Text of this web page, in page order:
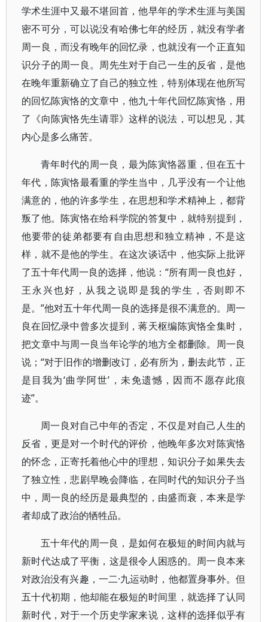
学术生涯中又最不堪回首，他早年的学术生涯与美国
密不可分，可以说没有哈佛七年的经历，就没有学者
周一良，而没有晚年的回忆录，也就没有一个正直知
识分子的周一良。周先生对于自己一生的反省，是他
在晚年重新确立了自己的独立性，特别体现在他所写
的回忆陈寅恪的文章中，他九十年代回忆陈寅恪，用
了《向陈寅恪先生请罪》这样的说法，可以想见，其
内心是多么痛苦。
青年时代的周一良，最为陈寅恪器重，但在五十
年代，陈寅恪最看重的学生当中，几乎没有一个让他
满意的，他的许多学生，在思想和学术精神上，都背
叛了他。陈寅恪在给科学院的答复中，就特别提到，
他要带的徒弟都要有自由思想和独立精神，不是这
样，就不是他的学生。在这次谈话中，他实际上批评
了五十年代周一良的选择，他说：“所有周一良也好，
王永兴也好，从我之说即是我的学生，否则即不
是。”他对五十年代周一良的选择是很不满意的。周一
良在回忆录中曾多次提到，蒋天枢编陈寅恪全集时，
把文章中与周一良当年论学的地方全都删除。周一良
说；“对于旧作的增删改订，必有所为，删去此节，正
是目我为‘曲学阿世’，未免遗憾，因而不愿存此痕
迹”。
周一良对自己中年的否定，不仅是对自己人生的
反省，更是对一个时代的评价，他晚年多次对陈寅恪
的怀念，正寄托着他心中的理想，知识分子如果失去
了独立性，悲剧早晚会降临，在同时代的知识分子当
中，周一良的经历是最典型的，由盛而衰，本来是学
者却成了政治的牺牲品。
五十年代的周一良，是如何在极短的时间内就与
新时代达成了平衡，这是很令人困惑的。周一良本来
对政治没有兴趣，一二·九运动时，他都置身事外。但
五十代初期，他却能在极短的时间里，就选择了认同
新时代，对于一个历史学家来说，这样的选择似乎有